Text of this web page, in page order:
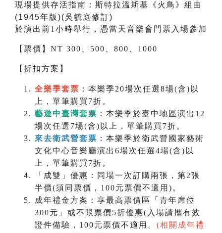
現場提供存活指南： 斯特拉溫斯基 《 火鳥 》 組曲
(1945年版)(吳毓庭修訂)
於演出前1小時舉行，憑當天音樂會門票入場參加
【票價】NT 300、500、800、1000
【折扣方案】
全樂季套票 ：本樂季20場次任選8場(含)以
上，單筆購買7折。
藝遊中臺灣套票 ：本樂季於臺中地區演出12
場次任選7場(含)以上，單筆購買7折。
來去衛武營套票 ：本樂季於衛武營國家藝術
文化中心音樂廳演出6場次任選4場(含)以
上，單筆購買7折。
「成雙」優惠：同場一次訂購兩張，第2張
半價(須同票價，100元票價不適用)。
成年禮金方案：享最高票價區「青年席位
300元」或不限票價5折優惠(入場請攜有效
證件備驗，100元票價不適用。 (相關成年禮